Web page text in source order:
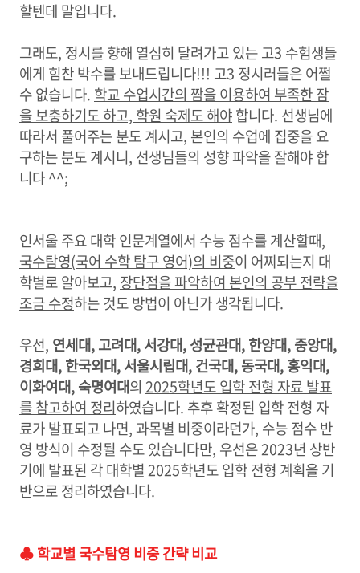
할텐데 말입니다.
그래도, 정시를 향해 열심히 달려가고 있는 고3 수험생들
에게 힘찬 박수를 보내드립니다!!! 고3 정시러들은 어쩔
수 없습니다. 학교 수업시간의 짬을 이용하여 부족한 잠
을 보충하기도 하고, 학원 숙제도 해야합니다. 선생님에
따라서 풀어주는 분도 계시고, 본인의 수업에 집중을 요
구하는 분도 계시니, 선생님들의 성향 파악을 잘해야 합
니다 ^^;
인서울 주요 대학 인문계열에서 수능 점수를 계산할때,
국수탐영(국어 수학 탐구 영어)의 비중이 어찌되는지 대
학별로 알아보고, 장단점을 파악하여 본인의 공부 전략을
조금 수정하는 것도 방법이 아닌가 생각됩니다.
우선, 연세대, 고려대, 서강대, 성균관대, 한양대, 중앙대,
경희대, 한국외대, 서울시립대, 건국대, 동국대, 홍익대,
이화여대, 숙명여대의 2025학년도 입학 전형 자료 발표
를 참고하여 정리하였습니다. 추후 확정된 입학 전형 자
료가 발표되고 나면, 과목별 비중이라던가, 수능 점수 반
영 방식이 수정될 수도 있습니다만, 우선은 2023년 상반
기에 발표된 각 대학별 2025학년도 입학 전형 계획을 기
반으로 정리하였습니다.
♣ 학교별 국수탐영 비중 간략 비교